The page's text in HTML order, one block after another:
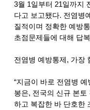
3월 1일부터 21일까지
다고 보고됐다. 전염병
질적이며 정확한 예방
초점문제들에 대해 답
전염병 예방통제, 가장
“지금이 바로 전염병
봉은, 전국의 신규 본
하고 복잡한 바 단호한